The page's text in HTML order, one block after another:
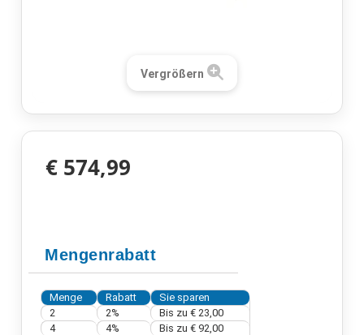
Vergrößern
€ 574,99
Mengenrabatt
Menge Rabatt
Sie sparen
2
2% Bis zu € 23,00
4
4% Bis zu € 92,00